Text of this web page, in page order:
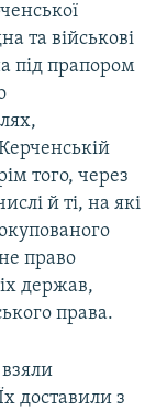
та військові
під прапором
того, через
й ті, на які
право
держав,
права.
доставили з